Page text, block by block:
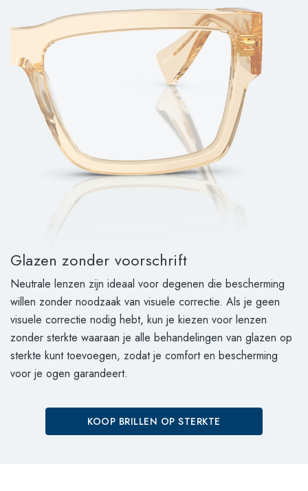
Glazen zonder voorschrift
Neutrale lenzen zijn ideaal voor degenen die bescherming
willen zonder noodzaak van visuele correctie. Als je geen
visuele correctie nodig hebt, kun je kiezen voor lenzen
zonder sterkte waaraan je alle behandelingen van glazen op
sterkte kunt toevoegen, zodat je comfort en bescherming
voor je ogen garandeert.
KOOP BRILLEN OP STERKTE